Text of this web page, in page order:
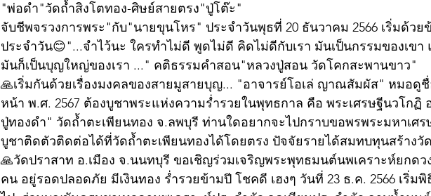
"พ่อดำ"วัดถ้ำสิงโตทอง-ศิษย์สายตรง"ปู่โต๊ะ"
จับชีพจรวงการพระ"กับ"นายขุนโหร" ประจำวันพุธที่ 20 ธันวาคม 2566 เริ่มด้ว
ประจำวัน😊"...จำไว้นะ ใครทำไม่ดี พูดไม่ดี คิดไม่ดีกับเรา มันเป็นกรรมของเขา
มันก็เป็นบุญใหญ่ของเรา ..." คติธรรมคำสอน"หลวงปู่สอน วัดโคกสะพานขาว"
🙏เริ่มกันด้วยเรื่องมงคลของสายมูสายบุญ... "อาจารย์โอเล่ ญาณสัมผัส" หมอดู
หน้า พ.ศ. 2567 ต้องบูชาพระแห่งความร่ำรวยในพุทธกาล คือ พระเศรษฐีนวโกฏิ
ปู่ทองดำ" วัดถ้ำตะเพียนทอง จ.ลพบุรี ท่านใดอยากจะไปกราบขอพรพระมหาเศ
บูชาติดตัวติดต่อได้ที่วัดถ้ำตะเพียนทองได้โดยตรง ปัจจัยรายได้สมทบทุนสร้างวั
🙏วัดปราสาท อ.เมือง จ.นนทบุรี ขอเชิญร่วมเจริญพระพุทธมนต์นพเคราะห์ยกด
คน อยู่รอดปลอดภัย มีเงินทอง ร่ำรวยข้ามปี โชคดี เฮงๆ วันที่ 23 ธ.ค. 2566 เริ่มพิ